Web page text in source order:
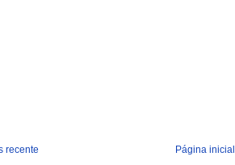
recente
Página inicial